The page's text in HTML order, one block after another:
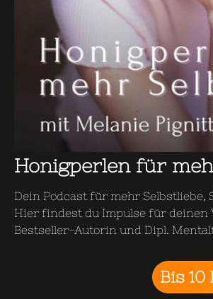
Honigperlen für
Dein Podcast für mehr
Hier findest du Impulse für deinen
Bestseller-Autorin und Dipl.
Bis